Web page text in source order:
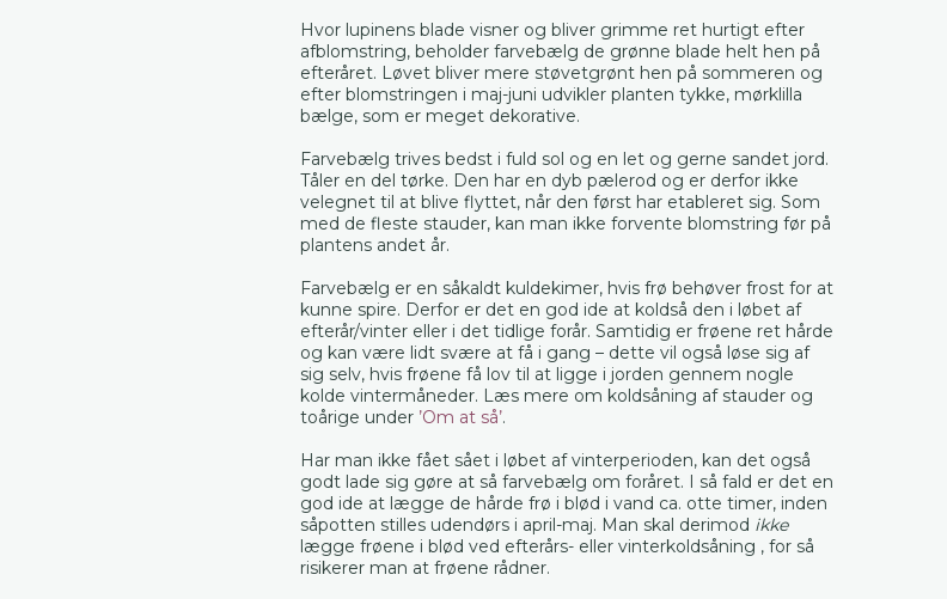
Hvor lupinens blade visner og bliver grimme ret hurtigt efter
afblomstring, beholder farvebælg de grønne blade helt hen på
efteråret. Løvet bliver mere støvetgrønt hen på sommeren og
efter blomstringen i maj-juni udvikler planten tykke, mørklilla
bælge, som er meget dekorative.
Farvebælg trives bedst i fuld sol og en let og gerne sandet jord.
Tåler en del tørke. Den har en dyb pælerod og er derfor ikke
velegnet til at blive flyttet, når den først har etableret sig. Som
med de fleste stauder, kan man ikke forvente blomstring før på
plantens andet år.
Farvebælg er en såkaldt kuldekimer, hvis frø behøver frost for at
kunne spire. Derfor er det en god ide at koldså den i løbet af
efterår/vinter eller i det tidlige forår. Samtidig er frøene ret hårde
og kan være lidt svære at få i gang – dette vil også løse sig af
sig selv, hvis frøene få lov til at ligge i jorden gennem nogle
kolde vintermåneder. Læs mere om koldsåning af stauder og
toårige under ’Om at så’.
Har man ikke fået sået i løbet af vinterperioden, kan det også
godt lade sig gøre at så farvebælg om foråret. I så fald er det en
god ide at lægge de hårde frø i blød i vand ca. otte timer, inden
såpotten stilles udendørs i april-maj. Man skal derimod ikke
lægge frøene i blød ved efterårs- eller vinterkoldsåning , for så
risikerer man at frøene rådner.